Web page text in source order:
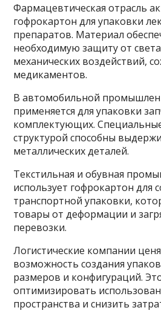
Фармацевтическая отрасль
гофрокартон для упаковки
препаратов. Материал
необходимую защиту от
механических воздействий,
медикаментов.
В автомобильной
применяется для упаковки
комплектующих.
структурой способны
металлических деталей.
Текстильная и обувная
использует гофрокартон для
транспортной упаковки,
товары от деформации и
перевозки.
Логистические компании
возможность создания
размеров и конфигураций.
оптимизировать
пространства и снизить